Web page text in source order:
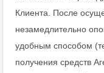
Клиента. После
незамедлительно
удобным способом
получения средств